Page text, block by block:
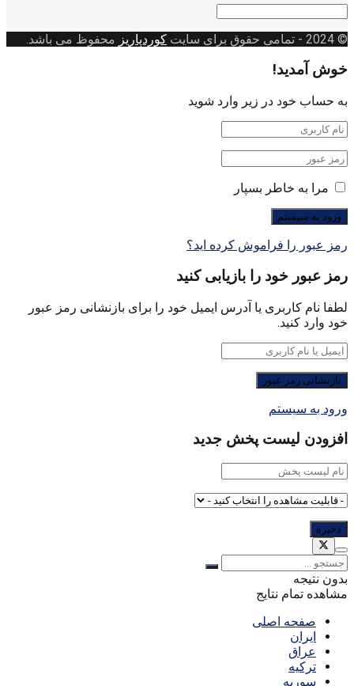
دسته
© 2024
- تمامی حقوق برای سایت کوردپاریز محفوظ می باشد.
خوش آمدید!
به حساب خود در زیر وارد شوید
مرا به خاطر بسپار
رمز عبور را فراموش کرده اید؟
رمز عبور خود را بازیابی کنید
لطفا نام کاربری یا آدرس ایمیل خود را برای بازنشانی رمز عبور
خود وارد کنید.
ورود به سیستم
افزودن لیست پخش جدید
بدون نتیجه
مشاهده تمام نتایج
صفحه اصلی
ایران
عراق
ترکیه
سوریه